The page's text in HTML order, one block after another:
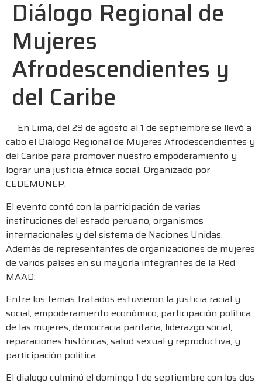
Diálogo Regional de
Mujeres
Afrodescendientes y
del Caribe
En Lima, del 29 de agosto al 1 de septiembre se llevó a
cabo el Diálogo Regional de Mujeres Afrodescendientes y
del Caribe para promover nuestro empoderamiento y
lograr una justicia étnica social. Organizado por
CEDEMUNEP.
El evento contó con la participación de varias
instituciones del estado peruano, organismos
internacionales y del sistema de Naciones Unidas.
Además de representantes de organizaciones de mujeres
de varios países en su mayoría integrantes de la Red
MAAD.
Entre los temas tratados estuvieron la justicia racial y
social, empoderamiento económico, participación política
de las mujeres, democracia paritaria, liderazgo social,
reparaciones históricas, salud sexual y reproductiva, y
participación política.
El dialogo culminó el domingo 1 de septiembre con los dos